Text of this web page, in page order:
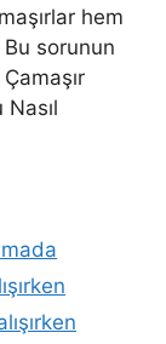
hem
Bu sorunun